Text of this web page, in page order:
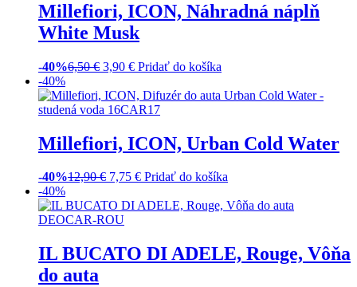
Millefiori, ICON, Náhradná náplň
White Musk
-40%6,50€ 3,90 € Pridať do košíka
-40%
Millefiori, ICON, Urban Cold Water
-40%12,90€ 7,75 € Pridať do košíka
-40%
IL BUCATO DI ADELE, Rouge, Vôňa
do auta